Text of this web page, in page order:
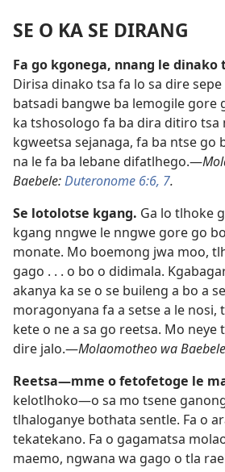
SE O KA SE DIRANG
Fa go kgonega, nnang le
Dirisa dinako tsa fa lo sa dire sepe
batsadi bangwe ba lemogile gore
ka tshosologo fa ba dira ditiro tsa
kgweetsa sejanaga, fa ba ntse go
na le fa ba lebane difatlhego.—
Baebele:Duteronome 6:6, 7.
Se lotolotse kgang. Ga lo tlhoke
kgang nngwe le nngwe gore go
monate. Mo boemong jwa moo,
gago . . . o bo o didimala.
akanya ka se o se buileng a bo a
moragonyana fa a setse a le nosi,
kete o ne a sa go reetsa. Mo neye
dire jalo.—Molaomotheo wa
Reetsa—mme o fetofetoge le
kelotlhoko—o sa mo tsene
tlhaloganye bothata sentle. Fa o
tekatekano. Fa o gagamatsa
maemo, ngwana wa gago o tla